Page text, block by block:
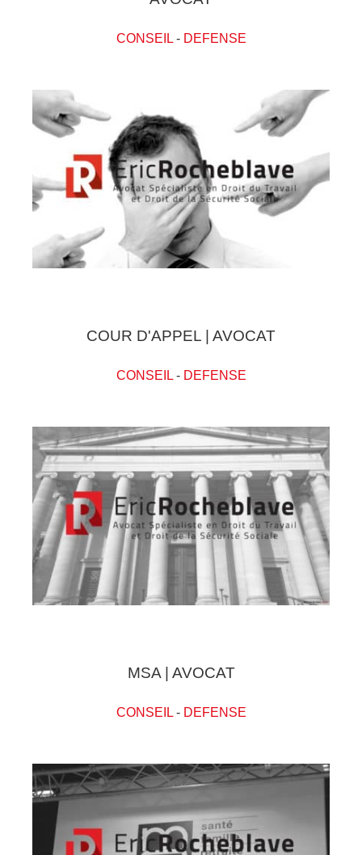
CONSEIL- DEFENSE
COUR D'APPEL | AVOCAT
CONSEIL- DEFENSE
MSA | AVOCAT
CONSEIL- DEFENSE